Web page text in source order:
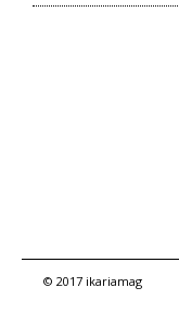
© 2017 ikariamag